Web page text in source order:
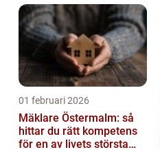
01 februari 2026
Mäklare Östermalm: så
hittar du rätt kompetens
för en av livets största